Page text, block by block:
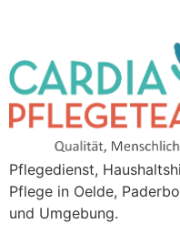
Pflegedienst,
Pflege in Oelde,
und Umgebung.